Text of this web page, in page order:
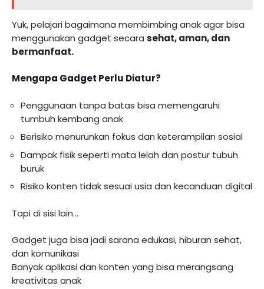
Yuk, pelajari bagaimana membimbing anak agar bisa
menggunakan gadget secara sehat, aman, dan
bermanfaat.
Mengapa Gadget Perlu Diatur?
Penggunaan tanpa batas bisa memengaruhi
tumbuh kembang anak
Berisiko menurunkan fokus dan keterampilan sosial
Dampak fisik seperti mata lelah dan postur tubuh
buruk
Risiko konten tidak sesuai usia dan kecanduan digital
Tapi di sisi lain…
Gadget juga bisa jadi sarana edukasi, hiburan sehat,
dan komunikasi
Banyak aplikasi dan konten yang bisa merangsang
kreativitas anak